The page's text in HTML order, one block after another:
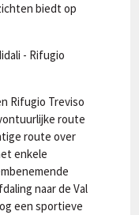
biedt op
- Rifugio
Rifugio Treviso
route
route over
enkele
naar de Val
een sportieve